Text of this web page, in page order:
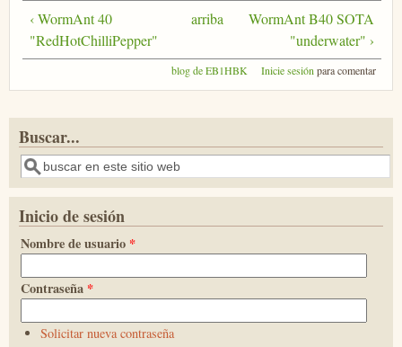
‹ WormAnt 40
"RedHotChilliPepper"
arriba
WormAnt B40 SOTA
"underwater" ›
blog de EB1HBK Inicie sesión para comentar
Buscar...
Buscar
Inicio de sesión
Nombre de usuario *
Contraseña *
Solicitar nueva contraseña